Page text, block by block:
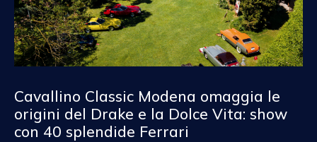
Cavallino Classic Modena omaggia le
origini del Drake e la Dolce Vita: show
con 40 splendide Ferrari